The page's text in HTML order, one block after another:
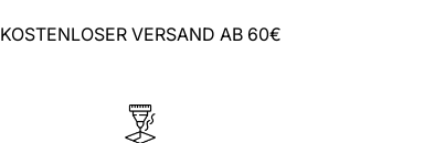
KOSTENLOSER VERSAND AB 60€